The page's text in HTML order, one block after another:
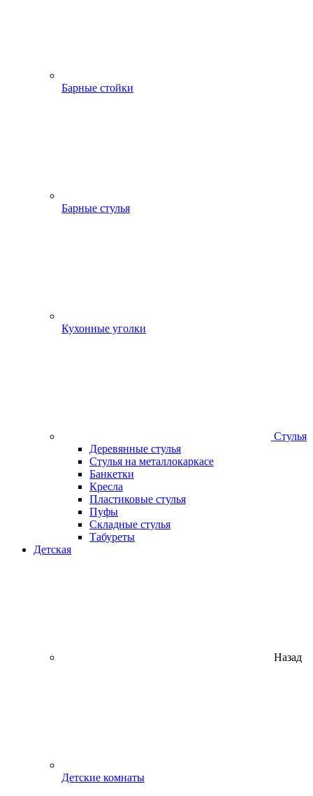
Барные стойки
Барные стулья
Кухонные уголки
Стулья
Деревянные стулья
Стулья на металлокаркасе
Банкетки
Кресла
Пластиковые стулья
Пуфы
Складные стулья
Табуреты
Детская
Назад
Детские комнаты